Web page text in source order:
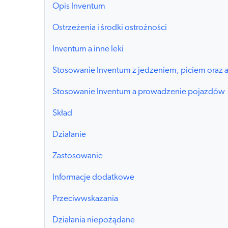
Opis Inventum
Ostrzeżenia i środki ostrożności
Inventum a inne leki
Stosowanie Inventum z jedzeniem, piciem oraz
Stosowanie Inventum a prowadzenie pojazdów
Skład
Działanie
Zastosowanie
Informacje dodatkowe
Przeciwwskazania
Działania niepożądane